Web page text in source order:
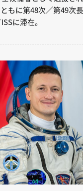
もに第48次／第49次
に滞在。